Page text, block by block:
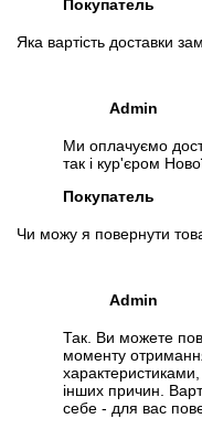
Покупатель
Яка вартість доставки
Admin
Ми оплачуємо
так і кур'єром
Покупатель
Чи можу я повернути
Admin
Так. Ви можете
моменту
інших причин.
себе - для вас